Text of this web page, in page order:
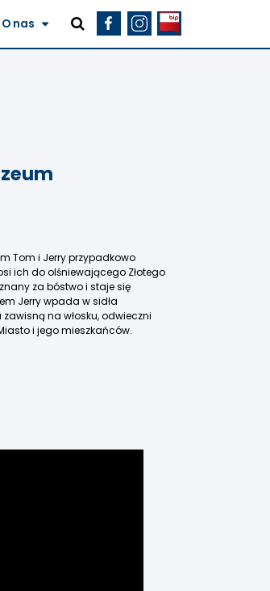
O nas
Tom i Jerry przypadkowo
ich do olśniewającego Złotego
za bóstwo i staje się
Jerry wpada w sidła
na włosku, odwieczni
i jego mieszkańców.